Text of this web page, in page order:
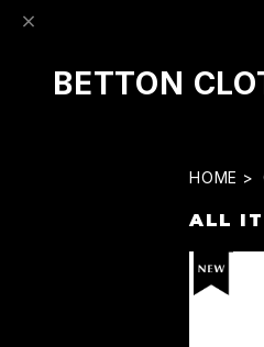
BETTON
HOME
ALL